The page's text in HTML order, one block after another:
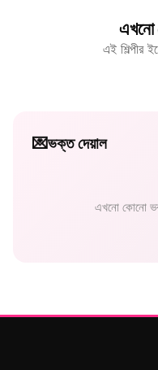
এখনো
এই শিল্পীর
💌ভক্ত দেয়াল
এখনো কোনো